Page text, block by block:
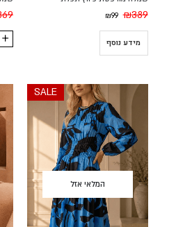
₪389
₪99
מידע נוסף
המלאי אזל
SALE